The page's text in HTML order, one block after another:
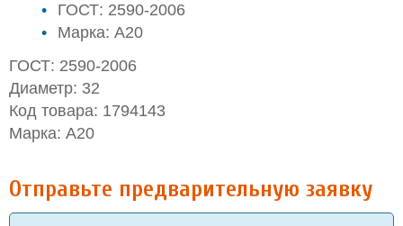
ГОСТ: 2590-2006
Марка: А20
ГОСТ: 2590-2006
Диаметр: 32
Код товара: 1794143
Марка: А20
Отправьте предварительную заявку